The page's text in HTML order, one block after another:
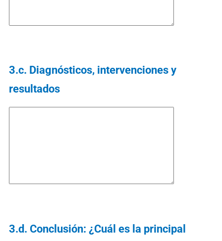
3.c. Diagnósticos, intervenciones y
resultados
3.d. Conclusión: ¿Cuál es la principal